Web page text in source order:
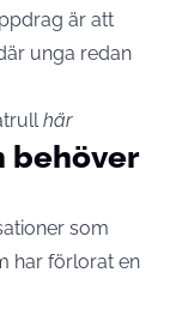
är att
unga redan
här
behöver
som
har förlorat en